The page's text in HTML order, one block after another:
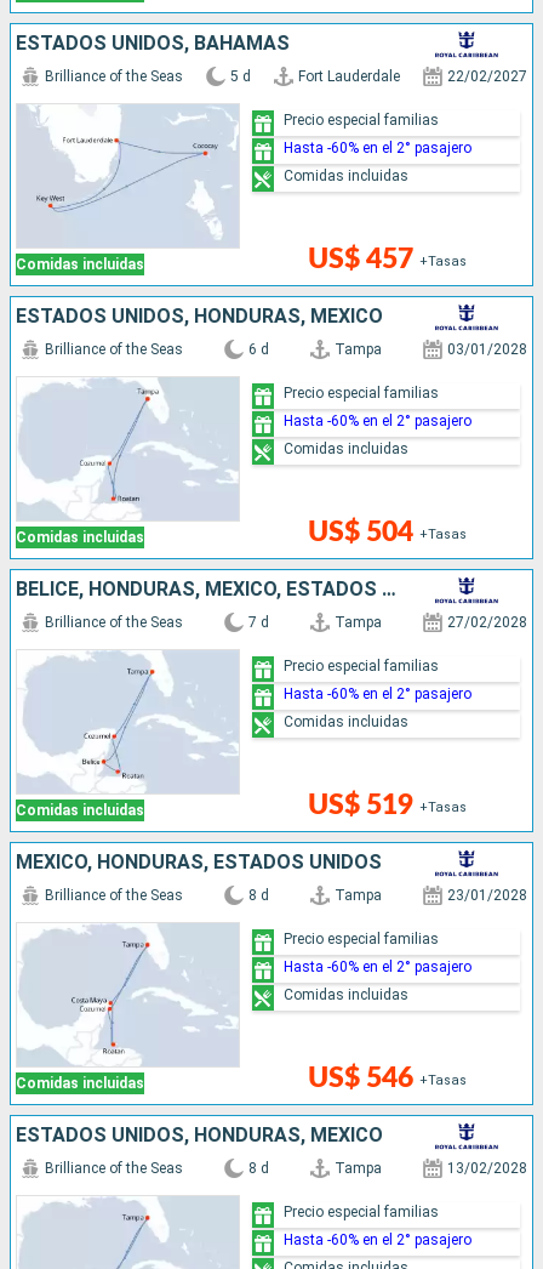
ESTADOS UNIDOS, BAHAMAS
Comidas incluidas
Brilliance of the Seas 5 d Fort Lauderdale 22/02/2027
US$ 457 +Tasas
Precio especial familias
Hasta -60% en el 2° pasajero
Comidas incluidas
ESTADOS UNIDOS, HONDURAS, MÉXICO
Comidas incluidas
Brilliance of the Seas 6 d Tampa 03/01/2028
US$ 504 +Tasas
Precio especial familias
Hasta -60% en el 2° pasajero
Comidas incluidas
BELICE, HONDURAS, MÉXICO, ESTADOS UNIDOS
Comidas incluidas
Brilliance of the Seas 7 d Tampa 27/02/2028
US$ 519 +Tasas
Precio especial familias
Hasta -60% en el 2° pasajero
Comidas incluidas
MÉXICO, HONDURAS, ESTADOS UNIDOS
Comidas incluidas
Brilliance of the Seas 8 d Tampa 23/01/2028
US$ 546 +Tasas
Precio especial familias
Hasta -60% en el 2° pasajero
Comidas incluidas
ESTADOS UNIDOS, HONDURAS, MÉXICO
Brilliance of the Seas 8 d Tampa 13/02/2028
Precio especial familias
Hasta -60% en el 2° pasajero